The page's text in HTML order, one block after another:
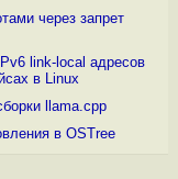
через запрет
link-local адресов
в Linux
llama.cpp
в OSTree